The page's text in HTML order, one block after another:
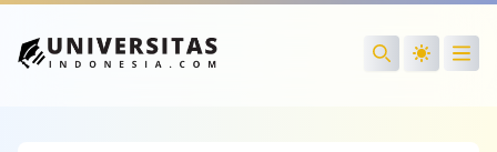
Search